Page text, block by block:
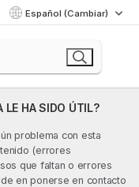
Español (Cambiar)
LE HA SIDO ÚTIL?
problema con esta
(errores
que faltan o errores
en ponerse en contacto